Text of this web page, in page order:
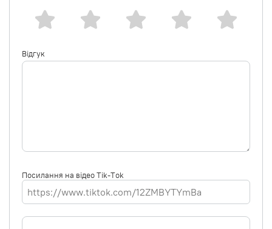
Відгук
Посилання на відео Tik-Tok